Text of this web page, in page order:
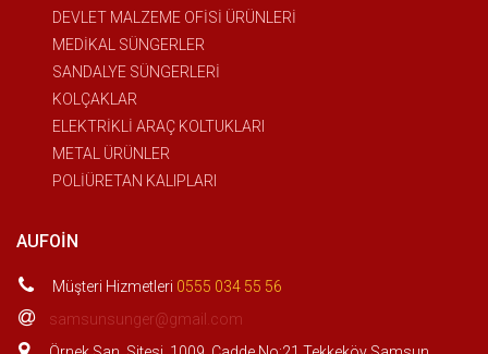
DEVLET MALZEME OFİSİ ÜRÜNLERİ
MEDİKAL SÜNGERLER
SANDALYE SÜNGERLERİ
KOLÇAKLAR
ELEKTRİKLİ ARAÇ KOLTUKLARI
METAL ÜRÜNLER
POLİÜRETAN KALIPLARI
AUFOIN
Müşteri Hizmetleri 0555 034 55 56
samsunsunger@gmail.com